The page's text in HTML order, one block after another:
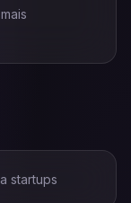
startups